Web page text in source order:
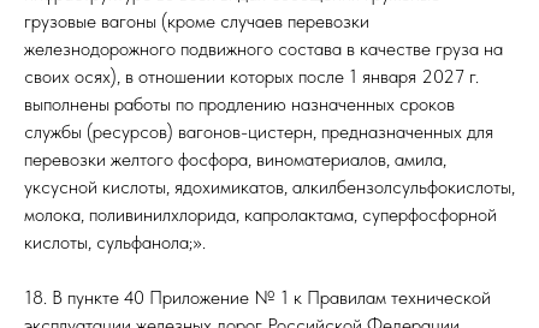
грузовые вагоны (кроме случаев перевозки
железнодорожного подвижного состава в качестве груза на
своих осях), в отношении которых после 1 января 2027 г.
выполнены работы по продлению назначенных сроков
службы (ресурсов) вагонов-цистерн, предназначенных для
перевозки желтого фосфора, виноматериалов, амила,
уксусной кислоты, ядохимикатов, алкилбензолсульфокислоты,
молока, поливинилхлорида, капролактама, суперфосфорной
кислоты, сульфанола;».
18. В пункте 40 Приложение № 1 к Правилам технической